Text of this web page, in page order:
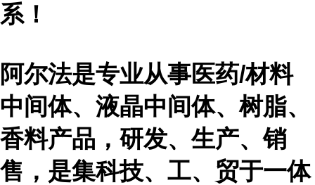
系！
阿尔法是专业从事医药/材料
中间体、液晶中间体、树脂、
香料产品，研发、生产、销
售，是集科技、工、贸于一体